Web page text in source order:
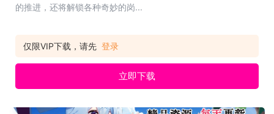
的推进，还将解锁各种奇妙的岗...
仅限VIP下载，请先 登录
立即下载